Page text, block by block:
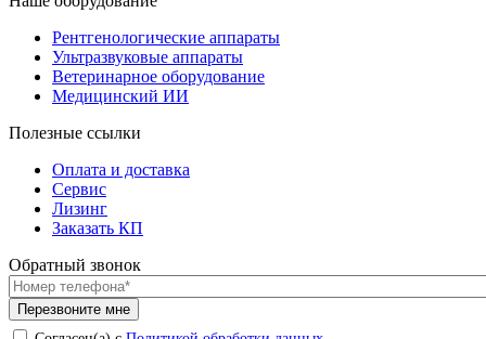
Рентгенологические аппараты
Ультразвуковые аппараты
Ветеринарное оборудование
Медицинский ИИ
Полезные ссылки
Оплата и доставка
Сервис
Лизинг
Заказать КП
Обратный звонок